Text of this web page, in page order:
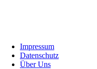
FooterImpressum
Datenschutz
Über Uns